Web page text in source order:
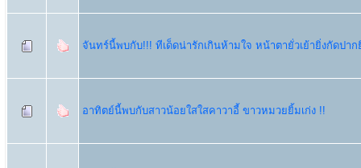
จันทร์นี้พบกับ!!! ทีเด็ดน่ารักเกินห้ามใจ หน้าตายั่วเย้ายิ่งกัดปาก
อาทิตย์นี้พบกับสาวน้อยใสใสคาวาอี้ ขาวหมวยยิ้มเก่ง !!